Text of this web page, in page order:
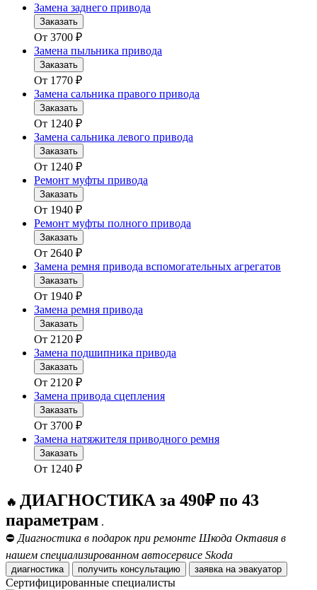
Замена заднего привода
Заказать
От 3700 ₽
Замена пыльника привода
Заказать
От 1770 ₽
Замена сальника правого привода
Заказать
От 1240 ₽
Замена сальника левого привода
Заказать
От 1240 ₽
Ремонт муфты привода
Заказать
От 1940 ₽
Ремонт муфты полного привода
Заказать
От 2640 ₽
Замена ремня привода вспомогательных агрегатов
Заказать
От 1940 ₽
Замена ремня привода
Заказать
От 2120 ₽
Замена подшипника привода
Заказать
От 2120 ₽
Замена привода сцепления
Заказать
От 3700 ₽
Замена натяжителя приводного ремня
Заказать
От 1240 ₽
🔥 ДИАГНОСТИКА за 490₽ по 43
параметрам .
⛔ Диагностика в подарок при ремонте Шкода Октавия в
нашем специализированном автосервисе Skoda
диагностика получить консультацию заявка на эвакуатор
Сертифицированные специалисты